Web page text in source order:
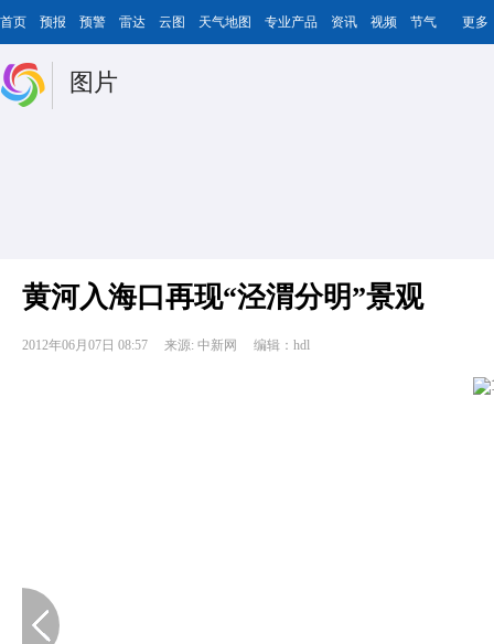
首页 预报 预警 雷达 云图 天气地图 专业产品 资讯 视频 节气 更多
图片
黄河入海口再现“泾渭分明”景观
2012年06月07日 08:57 来源: 中新网 编辑：hdl